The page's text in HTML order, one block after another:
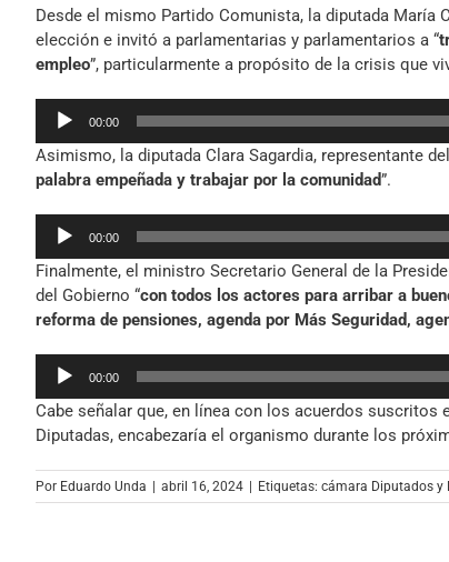
Desde el mismo Partido Comunista, la diputada María
elección e invitó a parlamentarias y parlamentarios a “
empleo”, particularmente a propósito de la crisis que
Reproductor
audio
00:00
Asimismo, la diputada Clara Sagardia, representante
palabra empeñada y trabajar por la comunidad”.
Reproductor
audio
00:00
Finalmente, el ministro Secretario General de la
del Gobierno “con todos los actores para arribar a
reforma de pensiones, agenda por Más Seguridad,
Reproductor
audio
00:00
Cabe señalar que, en línea con los acuerdos suscritos
Diputadas, encabezaría el organismo durante los
Por Eduardo Unda abril 16, 2024 Etiquetas: cámara Diputados y